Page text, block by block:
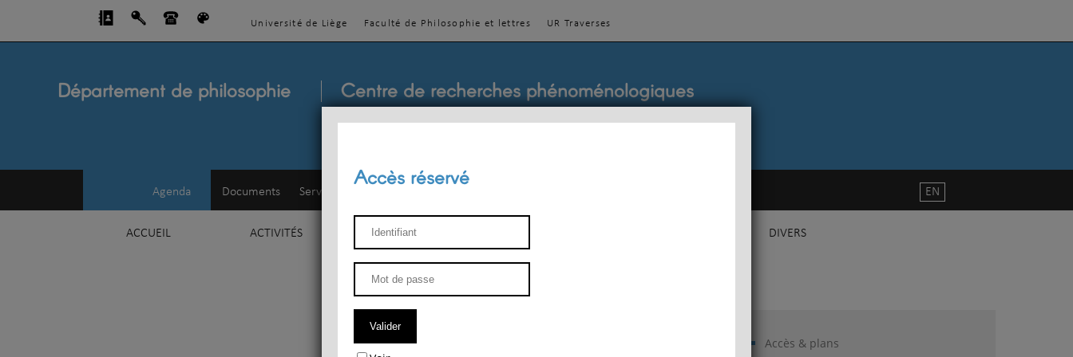
Université de Liège Faculté de Philosophie et lettres UR Traverses
Département de philosophie Centre de recherches phénoménologiques
Agenda Documents Service d'esthétique
ACCUEIL ACTIVITÉS ENSEIGNEMENT DIVERS
EN
Accès & plans
Accès réservé